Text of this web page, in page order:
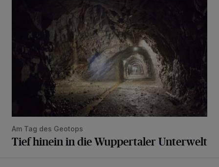
Am Tag des Geotops
Tief hinein in die Wuppertaler Unterwelt